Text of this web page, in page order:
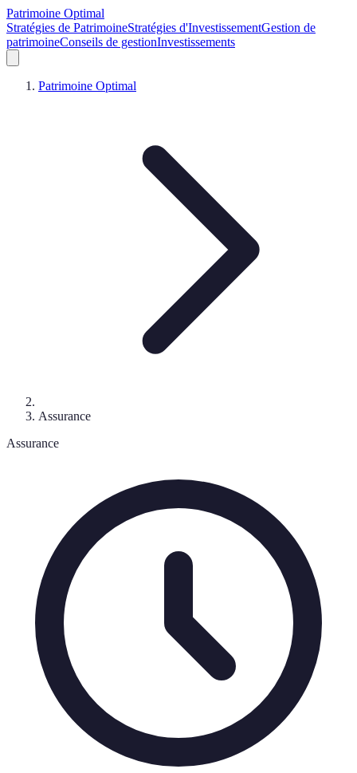
Patrimoine Optimal
Stratégies de PatrimoineStratégies d'InvestissementGestion de
patrimoineConseils de gestionInvestissements
Patrimoine Optimal
Assurance
Assurance